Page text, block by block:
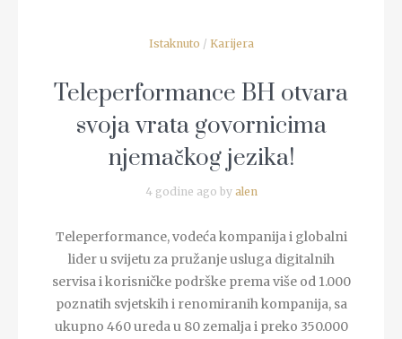
Istaknuto / Karijera
Teleperformance BH otvara
svoja vrata govornicima
njemačkog jezika!
4 godine ago by alen
Teleperformance, vodeća kompanija i globalni
lider u svijetu za pružanje usluga digitalnih
servisa i korisničke podrške prema više od 1.000
poznatih svjetskih i renomiranih kompanija, sa
ukupno 460 ureda u 80 zemalja i preko 350.000